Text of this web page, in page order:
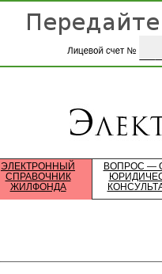
ЭЛЕКТРОННЫЙ
СПРАВОЧНИК
ЖИЛФОНДА
ВОПРОС —